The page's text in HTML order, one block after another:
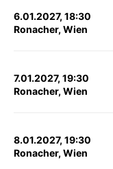
6.01.2027, 18:30
Ronacher, Wien
7.01.2027, 19:30
Ronacher, Wien
8.01.2027, 19:30
Ronacher, Wien